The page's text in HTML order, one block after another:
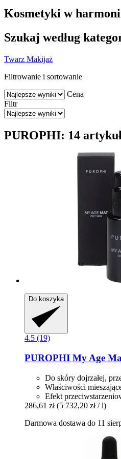
Kosmetyki w
Szukaj według
Twarz Makijaż
Filtrowanie i sortowanie
Cena
Filtr
PUROPHI: 14
Do koszyka
4.5 (19)
PUROPHI My Age
Do skóry dojrzałej,
Właściwości
Efekt
286,61 zł (5 732,20 zł / l)
Darmowa dostawa do 11